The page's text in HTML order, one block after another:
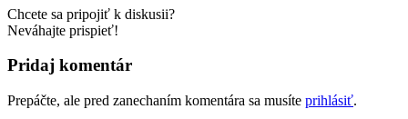
Chcete sa pripojiť k diskusii?
Neváhajte prispieť!
Pridaj komentár
Prepáčte, ale pred zanechaním komentára sa musíte prihlásiť.